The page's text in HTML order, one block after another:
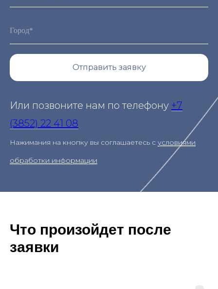
Отправить заявку
Или позвоните нам по телефону +7
(3852) 22 41 08
Нажимания на кнопку вы соглашаетесь с условиями
обработки информации
Что произойдет после
заявки